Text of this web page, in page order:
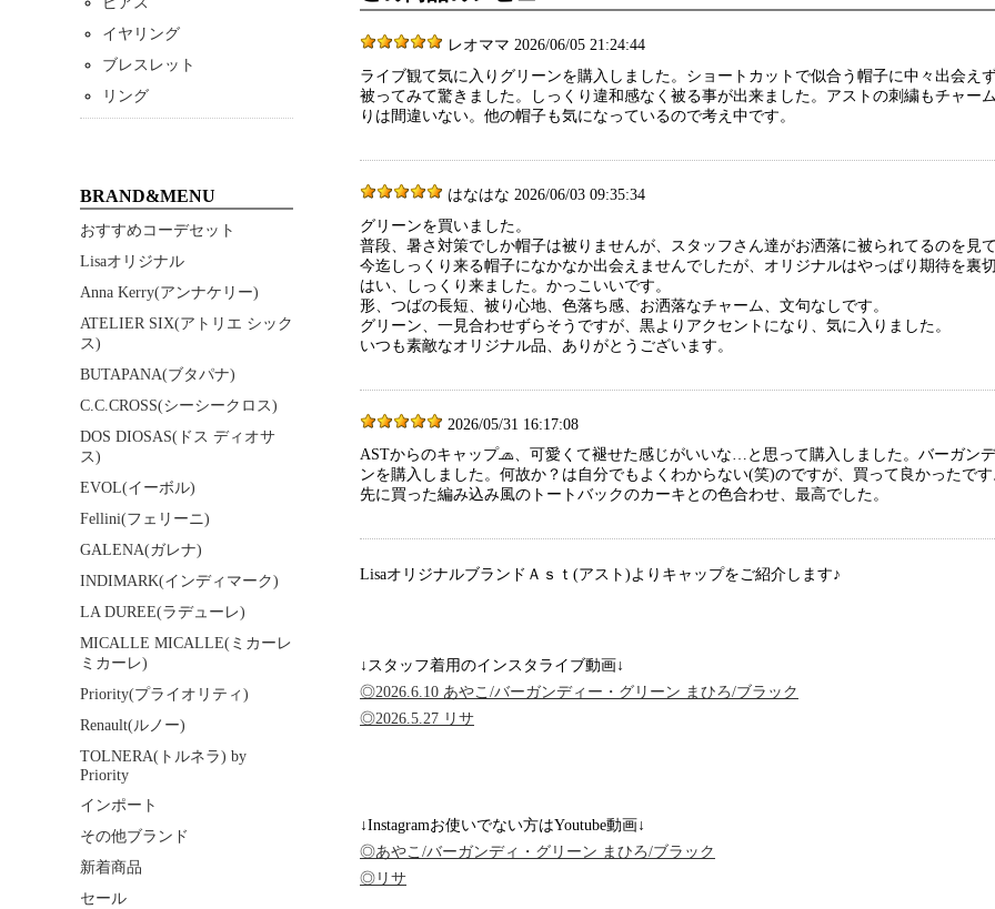
レオママ 2026/06/05 21:24:44
ライブ観て気に入りグリーンを購入しました。ショートカットで似合う帽子に中々出会え
被ってみて驚きました。しっくり違和感なく被る事が出来ました。アストの刺繍もチャー
りは間違いない。他の帽子も気になっているので考え中です。
はなはな 2026/06/03 09:35:34
グリーンを買いました。
普段、暑さ対策でしか帽子は被りませんが、スタッフさん達がお洒落に被られてるのを見
今迄しっくり来る帽子になかなか出会えませんでしたが、オリジナルはやっぱり期待を裏
はい、しっくり来ました。かっこいいです。
形、つばの長短、被り心地、色落ち感、お洒落なチャーム、文句なしです。
グリーン、一見合わせずらそうですが、黒よりアクセントになり、気に入りました。
いつも素敵なオリジナル品、ありがとうございます。
2026/05/31 16:17:08
ASTからのキャップ🧢、可愛くて褪せた感じがいいな…と思って購入しました。バーガン
ンを購入しました。何故か？は自分でもよくわからない(笑)のですが、買って良かったで
先に買った編み込み風のトートバックのカーキとの色合わせ、最高でした。
LisaオリジナルブランドＡｓｔ(アスト)よりキャップをご紹介します♪
↓スタッフ着用のインスタライブ動画↓
◎2026.6.10 あやこ/バーガンディー・グリーン まひろ/ブラック
◎2026.5.27 リサ
↓Instagramお使いでない方はYoutube動画↓
◎あやこ/バーガンディ・グリーン まひろ/ブラック
◎リサ
イヤリング
ブレスレット
リング
BRAND&MENU
おすすめコーデセット
Lisaオリジナル
Anna Kerry(アンナケリー)
ATELIER SIX(アトリエ シック
ス)
BUTAPANA(ブタパナ)
C.C.CROSS(シーシークロス)
DOS DIOSAS(ドス ディオサ
ス)
EVOL(イーボル)
Fellini(フェリーニ)
GALENA(ガレナ)
INDIMARK(インディマーク)
LA DUREE(ラデューレ)
MICALLE MICALLE(ミカーレ
ミカーレ)
Priority(プライオリティ)
Renault(ルノー)
TOLNERA(トルネラ) by
Priority
インポート
その他ブランド
新着商品
セール